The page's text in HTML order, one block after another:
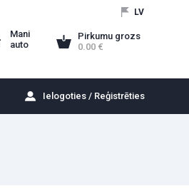
LV
Mani
auto
Pirkumu grozs
0.00
Ielogoties / Reģistrēties